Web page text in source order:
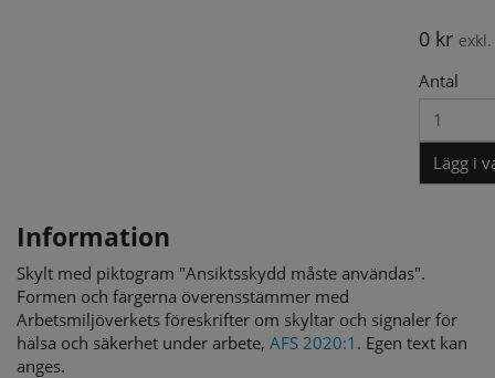
0 kr
Antal
Lägg i
Information
Skylt med piktogram "Ansiktsskydd måste användas".
Formen och färgerna överensstämmer med
Arbetsmiljöverkets föreskrifter om skyltar och signaler för
hälsa och säkerhet under arbete, AFS 2020:1 . Egen text kan
anges.